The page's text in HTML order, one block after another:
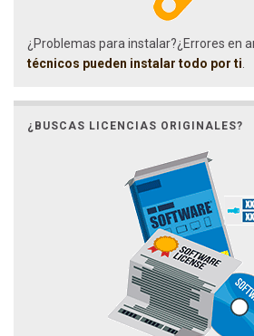
¿Problemas para instalar?¿Errores en
técnicos pueden instalar todo por ti
¿BUSCAS LICENCIAS ORIGINALES?